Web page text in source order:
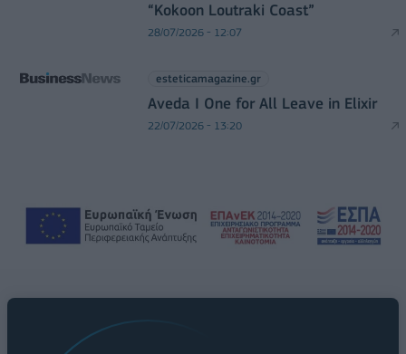
“Kokoon Loutraki Coast”
28/07/2026 - 12:07
esteticamagazine.gr
Aveda I One for All Leave in Elixir
22/07/2026 - 13:20